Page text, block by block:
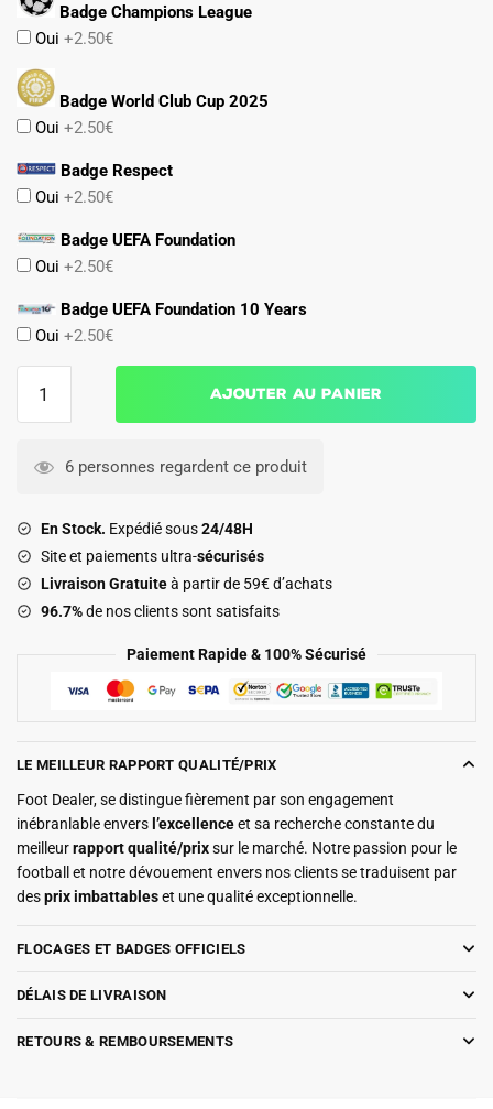
Badge Champions League
Oui +2.50€
Badge World Club Cup 2025
Oui +2.50€
Badge Respect
Oui +2.50€
Badge UEFA Foundation
Oui +2.50€
Badge UEFA Foundation 10 Years
Oui +2.50€
Atletico
2026
2027
Sorloth
Ajouter au panier
6 personnes regardent ce produit
En Stock. Expédié sous24/48H
Site et paiements ultra-sécurisés
Livraison Gratuiteà partir de 59€ d’achats
96.7%de nos clients sont satisfaits
Paiement Rapide & 100% Sécurisé
LE MEILLEUR RAPPORT QUALITÉ/PRIX
Foot Dealer, se distingue fièrement par son engagement
inébranlable envers l’excellenceet sa recherche constante du
meilleurrapport qualité/prixsur le marché. Notre passion pour le
football et notre dévouement envers nos clients se traduisent par
desprix imbattableset une qualité exceptionnelle.
FLOCAGES ET BADGES OFFICIELS
DÉLAIS DE LIVRAISON
RETOURS & REMBOURSEMENTS